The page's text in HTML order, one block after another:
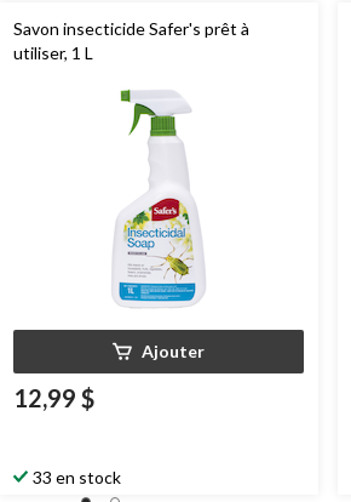
Savon insecticide Safer's prêt à
utiliser, 1 L
Ajouter
12,99 $
33 en stock